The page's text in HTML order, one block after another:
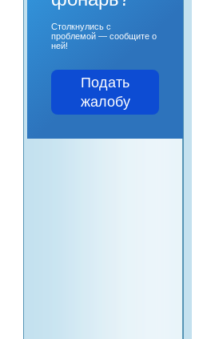
Столкнулись с
проблемой — сообщите о
ней!
Подать
жалобу